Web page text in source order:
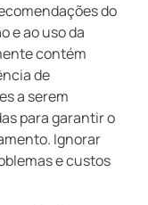
do
e ao uso da
contém
de
a serem
para garantir o
Ignorar
e custos